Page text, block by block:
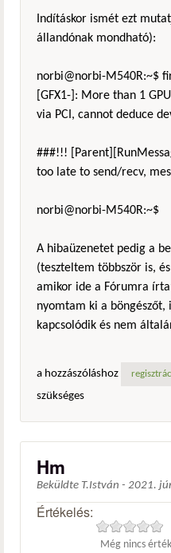
Indításkor ismét ezt
állandónak mondható):
norbi@norbi-M540R:~$
[GFX1-]: More than 1
via PCI, cannot deduce
###!!!
too late to send/recv,
norbi@norbi-M540R:~$
A hibaüzenetet pedig a
(teszteltem többször is,
amikor ide a Fórumra
nyomtam ki a böngészőt,
kapcsolódik és nem
a hozzászóláshoz
szükséges
Hm
Beküldte T.István - 2021.
Értékelés:
Még nincs